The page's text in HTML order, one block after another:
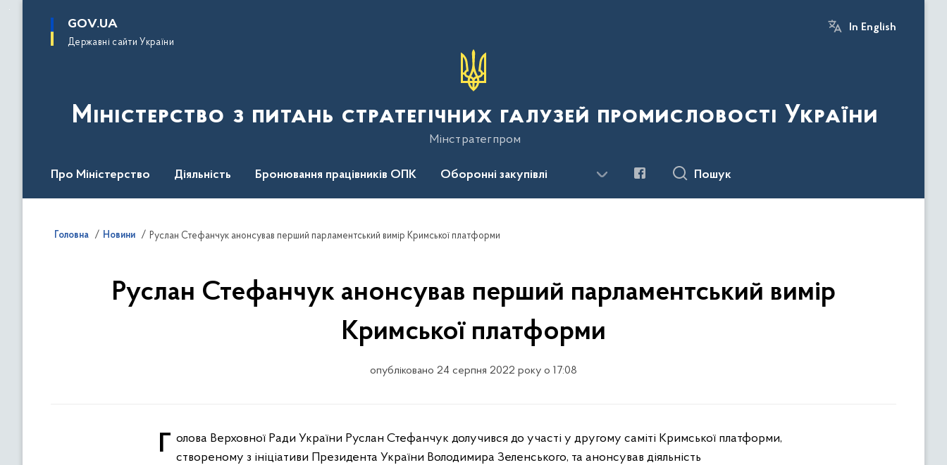
основного
GOV.UA
Державні сайти України
In English
Міністерство з питань стратегічних галузей промисловості України
Мінстратегпром
Про Міністерство Діяльність Бронювання працівників ОПК Оборонні закупівлі Пошук
Головна Новини Руслан Стефанчук анонсував перший парламентський вимір Кримської платформи
Руслан Стефанчук анонсував перший парламентський вимір
Кримської платформи
опубліковано 24 серпня 2022 року о 17:08
Голова Верховної Ради України Руслан Стефанчук долучився до участі у другому саміті Кримської платформи, створеному з ініціативи Президента України Володимира Зеленського, та анонсував діяльність